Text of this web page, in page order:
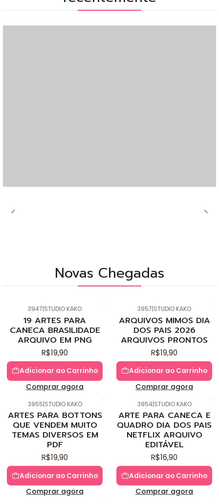
Novas Chegadas
3947|STUDIO KAKO
19 ARTES PARA
CANECA BRASILIDADE
ARQUIVO EM PNG
R$19,90
Adicionar ao Carrinho
Comprar agora
3957|STUDIO KAKO
ARQUIVOS MIMOS DIA
DOS PAIS 2026
ARQUIVOS PRONTOS
R$19,90
Adicionar ao Carrinho
Comprar agora
3955|STUDIO KAKO
ARTES PARA BOTTONS
QUE VENDEM MUITO
TEMAS DIVERSOS EM
PDF
R$19,90
Adicionar ao Carrinho
Comprar agora
3954|STUDIO KAKO
ARTE PARA CANECA E
QUADRO DIA DOS PAIS
NETFLIX ARQUIVO
EDITÁVEL
R$16,90
Adicionar ao Carrinho
Comprar agora